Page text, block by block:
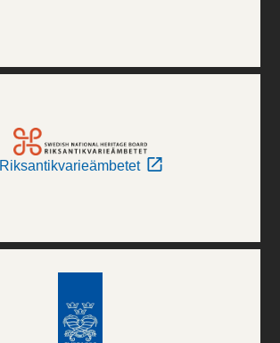
Riksantikvarieämbetet